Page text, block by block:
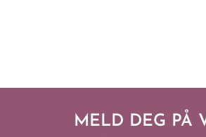
MELD DEG PÅ